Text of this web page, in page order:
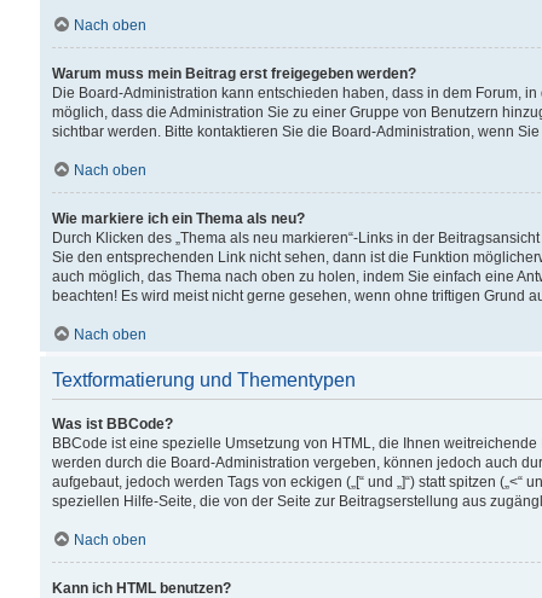
Nach oben
Warum muss mein Beitrag erst freigegeben werden?
Die Board-Administration kann entschieden haben, dass in dem Forum,
möglich, dass die Administration Sie zu einer Gruppe von Benutzern
sichtbar werden. Bitte kontaktieren Sie die Board-Administration, wenn
Nach oben
Wie markiere ich ein Thema als neu?
Durch Klicken des „Thema als neu markieren“-Links in der
Sie den entsprechenden Link nicht sehen, dann ist die Funktion
auch möglich, das Thema nach oben zu holen, indem Sie einfach eine
beachten! Es wird meist nicht gerne gesehen, wenn ohne triftigen Grund
Nach oben
Textformatierung und Thementypen
Was ist BBCode?
BBCode ist eine spezielle Umsetzung von HTML, die Ihnen
werden durch die Board-Administration vergeben, können jedoch auch
aufgebaut, jedoch werden Tags von eckigen („[“ und „]“) statt spitzen
speziellen Hilfe-Seite, die von der Seite zur Beitragserstellung aus
Nach oben
Kann ich HTML benutzen?